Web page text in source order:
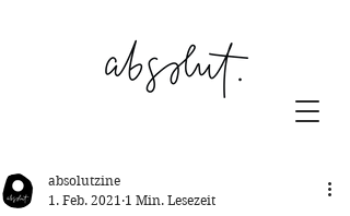
absolutzine
1. Feb. 2021 1 Min. Lesezeit